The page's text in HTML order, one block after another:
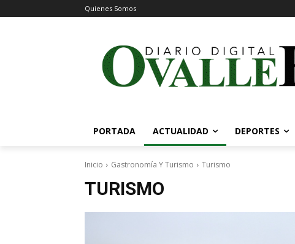
Quienes Somos
PORTADA ACTUALIDAD DEPORTES
Inicio Gastronomía Y Turismo Turismo
TURISMO